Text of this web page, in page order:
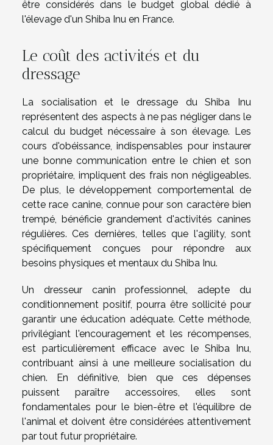
être considérés dans le budget global dédié à
l'élevage d'un Shiba Inu en France.
Le coût des activités et du
dressage
La socialisation et le dressage du Shiba Inu
représentent des aspects à ne pas négliger dans le
calcul du budget nécessaire à son élevage. Les
cours d'obéissance, indispensables pour instaurer
une bonne communication entre le chien et son
propriétaire, impliquent des frais non négligeables.
De plus, le développement comportemental de
cette race canine, connue pour son caractère bien
trempé, bénéficie grandement d'activités canines
régulières. Ces dernières, telles que l'agility, sont
spécifiquement conçues pour répondre aux
besoins physiques et mentaux du Shiba Inu.
Un dresseur canin professionnel, adepte du
conditionnement positif, pourra être sollicité pour
garantir une éducation adéquate. Cette méthode,
privilégiant l'encouragement et les récompenses,
est particulièrement efficace avec le Shiba Inu,
contribuant ainsi à une meilleure socialisation du
chien. En définitive, bien que ces dépenses
puissent paraître accessoires, elles sont
fondamentales pour le bien-être et l'équilibre de
l'animal et doivent être considérées attentivement
par tout futur propriétaire.